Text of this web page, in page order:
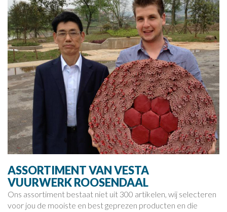
ASSORTIMENT VAN VESTA
VUURWERK ROOSENDAAL
Ons assortiment bestaat niet uit 300 artikelen, wij selecteren
voor jou de mooiste en best geprezen producten en die